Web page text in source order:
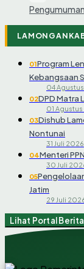
Pengumuman
01Program
Kebangsaan
04
02DPD Matra
01
03Dishub
Nontunai
31 Juli 2026
04Menteri
30 Juli
05
Jatim
29 Juli
Lihat Portal Berita